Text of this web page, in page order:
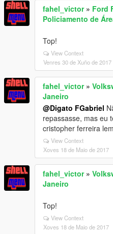
fahel_victor» Ford
Policiamento de
Top!
View Context
Venres 30 de Xuño de 2017
fahel_victor»
Janeiro
@Digato FGabriel
repassasse, mas eu
cristopher ferreira
View Context
Xoves 18 de Maio de 2017
fahel_victor»
Janeiro
Top!
View Context
Xoves 18 de Maio de 2017